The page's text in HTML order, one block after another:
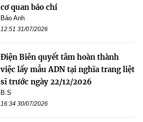
cơ quan báo chí
Bảo Anh
12:51 31/07/2026
Điện Biên quyết tâm hoàn thành
việc lấy mẫu ADN tại nghĩa trang liệt
sĩ trước ngày 22/12/2026
B.S
16:34 30/07/2026